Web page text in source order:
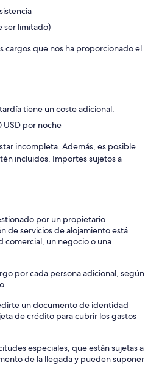
ser limitado)
cargos que nos ha proporcionado el
tiene un coste adicional.
USD por noche
incompleta. Además, es posible
incluidos. Importes sujetos a
por un propietario
de servicios de alojamiento está
comercial, un negocio o una
por cada persona adicional, según
un documento de identidad
de crédito para cubrir los gastos
especiales, que están sujetas a
de la llegada y pueden suponer